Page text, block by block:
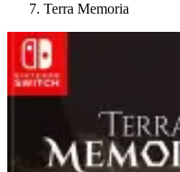
Terra Memoria